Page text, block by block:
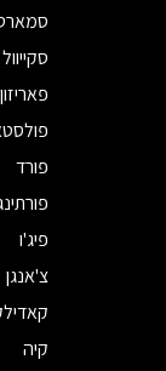
סקייוול
פאריזון
פורד
פיג'ו
צ'אנגן
קיה